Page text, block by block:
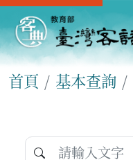
首頁 基本查詢